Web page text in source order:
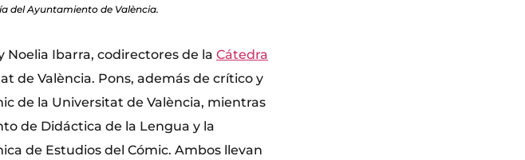
del Ayuntamiento de València.
Noelia Ibarra, codirectores de la Cátedra
de València. Pons, además de crítico y
de la Universitat de València, mientras
de Didáctica de la Lengua y la
de Estudios del Cómic. Ambos llevan